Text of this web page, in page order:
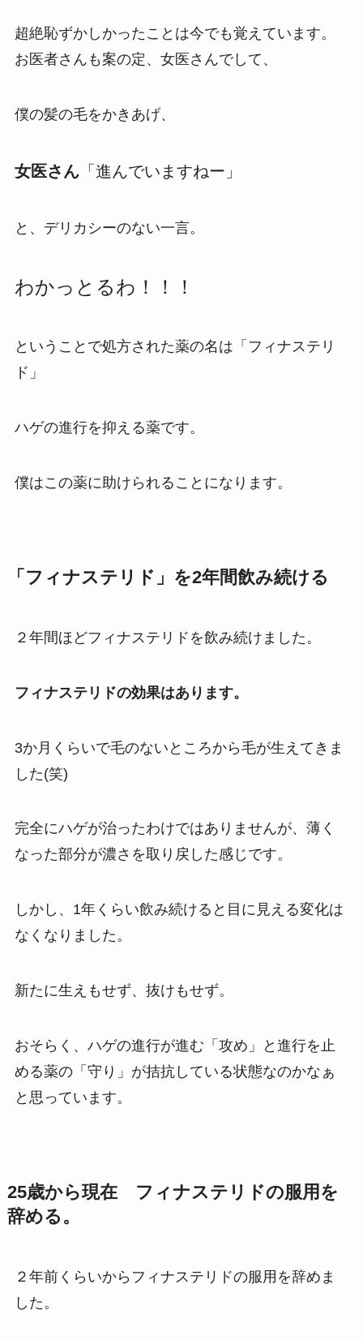
超絶恥ずかしかったことは今でも覚えています。
お医者さんも案の定、女医さんでして、
僕の髪の毛をかきあげ、
女医さん「進んでいますねー」
と、デリカシーのない一言。
わかっとるわ！！！
ということで処方された薬の名は「フィナステリ
ド」
ハゲの進行を抑える薬です。
僕はこの薬に助けられることになります。
「フィナステリド」を2年間飲み続ける
２年間ほどフィナステリドを飲み続けました。
フィナステリドの効果はあります。
3か月くらいで毛のないところから毛が生えてきま
した(笑)
完全にハゲが治ったわけではありませんが、薄く
なった部分が濃さを取り戻した感じです。
しかし、1年くらい飲み続けると目に見える変化は
なくなりました。
新たに生えもせず、抜けもせず。
おそらく、 ハゲの進行が進む「攻め」と進行を止
める薬の「守り」が拮抗している状態なのかなぁ
と思っています。
25歳から現在 フィナステリドの服用を
辞める。
２年前くらいからフィナステリドの服用を辞めま
した。